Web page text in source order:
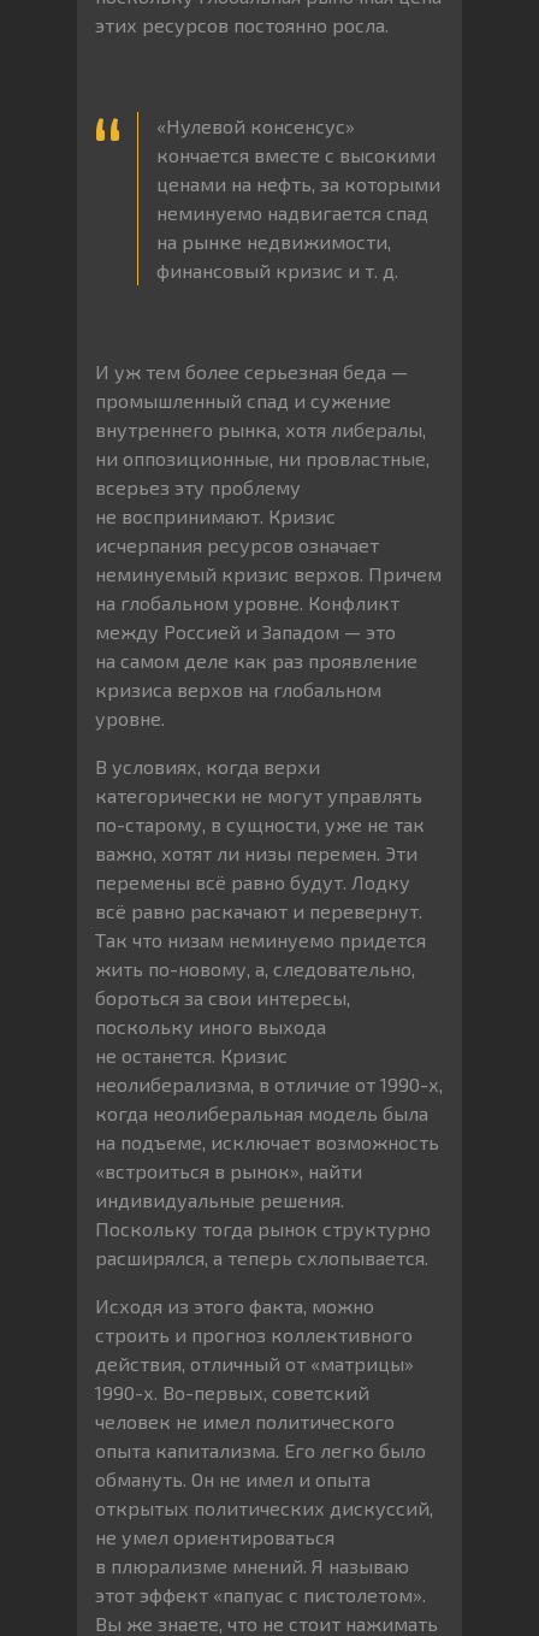
этих ресурсов постоянно росла.
«Нулевой консенсус»
кончается вместе с высокими
ценами на нефть, за которыми
неминуемо надвигается спад
на рынке недвижимости,
финансовый кризис и т. д.
И уж тем более серьезная беда —
промышленный спад и сужение
внутреннего рынка, хотя либералы,
ни оппозиционные, ни провластные,
всерьез эту проблему
не воспринимают. Кризис
исчерпания ресурсов означает
неминуемый кризис верхов. Причем
на глобальном уровне. Конфликт
между Россией и Западом — это
на самом деле как раз проявление
кризиса верхов на глобальном
уровне.
В условиях, когда верхи
категорически не могут управлять
по-старому, в сущности, уже не так
важно, хотят ли низы перемен. Эти
перемены всё равно будут. Лодку
всё равно раскачают и перевернут.
Так что низам неминуемо придется
жить по-новому, а, следовательно,
бороться за свои интересы,
поскольку иного выхода
не останется. Кризис
неолиберализма, в отличие от 1990-х,
когда неолиберальная модель была
на подъеме, исключает возможность
«встроиться в рынок», найти
индивидуальные решения.
Поскольку тогда рынок структурно
расширялся, а теперь схлопывается.
Исходя из этого факта, можно
строить и прогноз коллективного
действия, отличный от «матрицы»
1990-х. Во-первых, советский
человек не имел политического
опыта капитализма. Его легко было
обмануть. Он не имел и опыта
открытых политических дискуссий,
не умел ориентироваться
в плюрализме мнений. Я называю
этот эффект «папуас с пистолетом».
Вы же знаете, что не стоит нажимать